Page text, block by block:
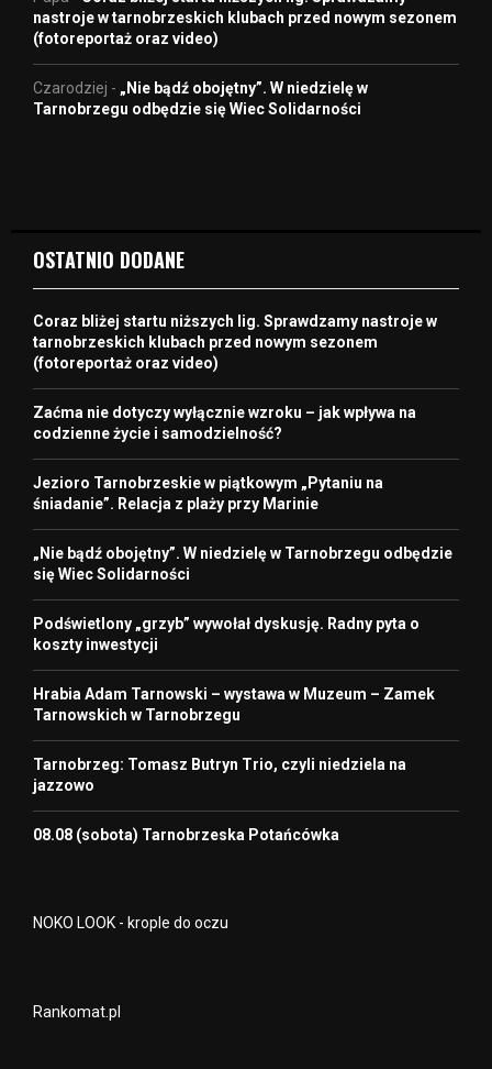
nastroje w tarnobrzeskich klubach przed nowym sezonem
(fotoreportaż oraz video)
Czarodziej - „Nie bądź obojętny”. W niedzielę w
Tarnobrzegu odbędzie się Wiec Solidarności
OSTATNIO DODANE
Coraz bliżej startu niższych lig. Sprawdzamy nastroje w
tarnobrzeskich klubach przed nowym sezonem
(fotoreportaż oraz video)
Zaćma nie dotyczy wyłącznie wzroku – jak wpływa na
codzienne życie i samodzielność?
Jezioro Tarnobrzeskie w piątkowym „Pytaniu na
śniadanie”. Relacja z plaży przy Marinie
„Nie bądź obojętny”. W niedzielę w Tarnobrzegu odbędzie
się Wiec Solidarności
Podświetlony „grzyb” wywołał dyskusję. Radny pyta o
koszty inwestycji
Hrabia Adam Tarnowski – wystawa w Muzeum – Zamek
Tarnowskich w Tarnobrzegu
Tarnobrzeg: Tomasz Butryn Trio, czyli niedziela na
jazzowo
08.08 (sobota) Tarnobrzeska Potańcówka
NOKO LOOK - krople do oczu
Rankomat.pl